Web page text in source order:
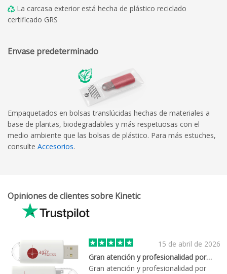
La carcasa exterior está hecha de plástico reciclado
certificado GRS
Envase predeterminado
Empaquetados en bolsas translúcidas hechas de materiales a
base de plantas, biodegradables y más respetuosas con el
medio ambiente que las bolsas de plástico. Para más estuches,
consulte Accesorios.
Opiniones de clientes sobre Kinetic
15 de abril de 2026
Gran atención y profesionalidad por…
Gran atención y profesionalidad por